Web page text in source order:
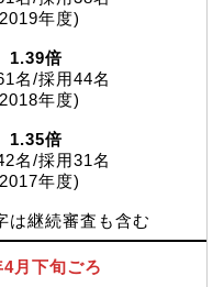
年度)
1.39倍
名/採用44名
年度)
1.35倍
名/採用31名
年度)
は継続審査も含む
4月下旬ごろ